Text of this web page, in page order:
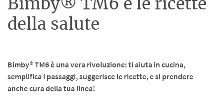
Bimby® TM6 e le ricette
della salute
Bimby® TM6 è una vera rivoluzione: ti aiuta in cucina,
semplifica i passaggi, suggerisce le ricette, e si prendere
anche cura della tua linea!